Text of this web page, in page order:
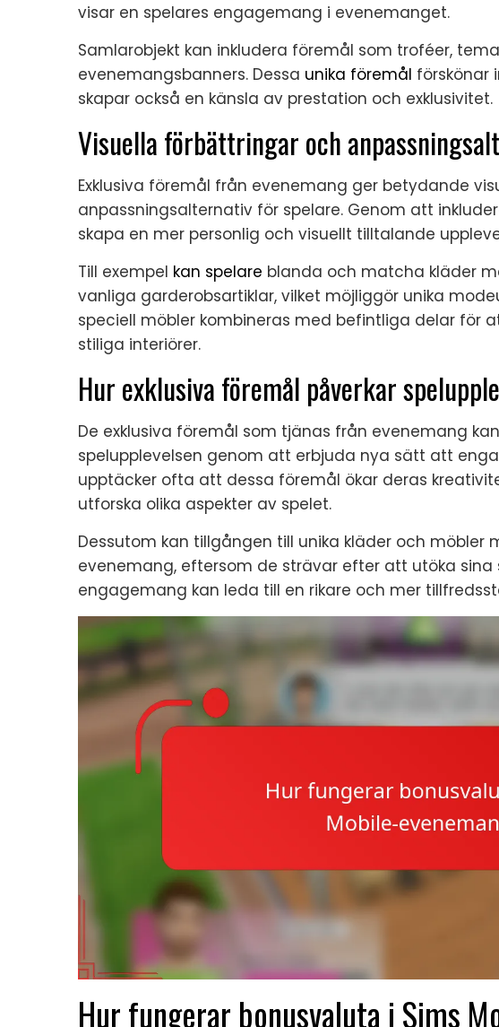
visar en spelares engagemang i evenemanget.
Samlarobjekt kan inkludera föremål som troféer,
evenemangsbanners. Dessa unika föremål förskönar
skapar också en känsla av prestation och exklusivitet.
Visuella förbättringar och
Exklusiva föremål från evenemang ger betydande
anpassningsalternativ för spelare. Genom att
skapa en mer personlig och visuellt tilltalande
Till exempel kan spelare blanda och matcha kläder
vanliga garderobsartiklar, vilket möjliggör unika
speciell möbler kombineras med befintliga delar för
stiliga interiörer.
Hur exklusiva föremål påverkar
De exklusiva föremål som tjänas från evenemang
spelupplevelsen genom att erbjuda nya sätt att
upptäcker ofta att dessa föremål ökar deras
utforska olika aspekter av spelet.
Dessutom kan tillgången till unika kläder och möbler
evenemang, eftersom de strävar efter att utöka
engagemang kan leda till en rikare och mer
Hur fungerar bonusvaluta i Sims